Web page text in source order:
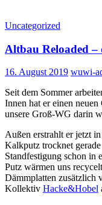
Uncategorized
Altbau Reloaded –
16. August 2019 wuwi-
Seit dem Sommer
Innen hat er einen
unsere Groß-WG darin
Außen erstrahlt er jetzt
Kalkputz trocknet
Standfestigung schon in
Putz wärmen uns
Dämmplatten zusätzlich
Kollektiv Hacke&Hobel